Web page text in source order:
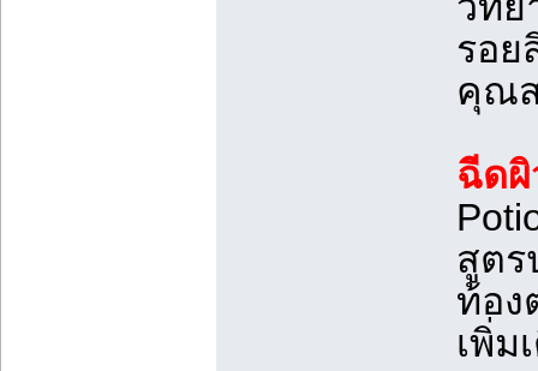
รอย
คุณ
ฉีดผิ
สูตร
ท้อง
เพิ่ม